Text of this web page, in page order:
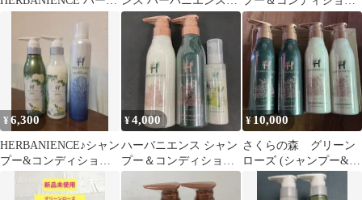
ンデショナー ＜シトラ
ス＆ラベンダーの香り
＞ 300ml ×2本 (ma)
酸ヘッドスパシャンプ
ー ジャスミン&ベルガ
モット
¥6,300
HERBANIENCE♪シャン
プー&コンディショナ
ー♡3点セット♡限定ボ
¥4,000
ハーバニエンス シャン
プー＆コンディショナ
各300ml洗い流さないト
リートメント
¥10,000
さくらの森 グリーン
ローズ (シャンプー&コ
ンディショナー)２本ず
つセット